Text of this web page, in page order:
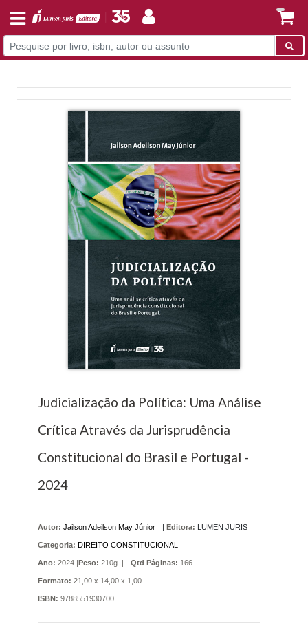
Judicialização da Política: Uma Análise
Crítica Através da Jurisprudência
Constitucional do Brasil e Portugal -
2024
Autor: Jailson Adeilson May Júnior Editora: LUMEN JURIS
Categoria: DIREITO CONSTITUCIONAL
Ano: 2024 | Peso: 210g. | Qtd Páginas: 166
Formato: 21,00 x 14,00 x 1,00
ISBN: 9788551930700